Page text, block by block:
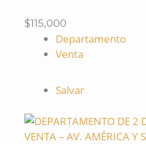
$115,000
Departamento
Venta
Salvar